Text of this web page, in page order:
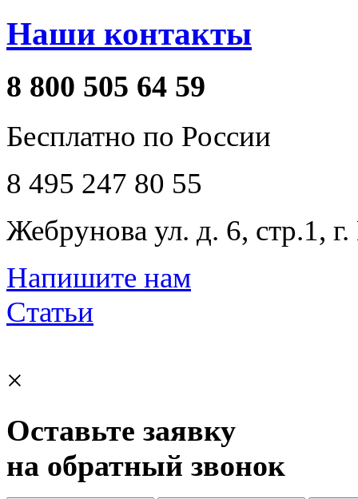
Наши контакты
8 800 505 64 59
Бесплатно по России
8 495 247 80 55
Жебрунова ул. д. 6, стр.1,
Напишите нам
Статьи
×
Оставьте заявку
на обратный звонок